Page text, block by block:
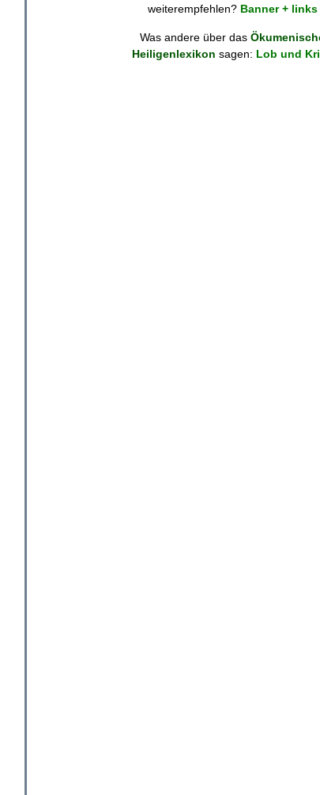
weiterempfehlen? Banner + links
Was andere über das
Heiligenlexikon sagen: Lob und